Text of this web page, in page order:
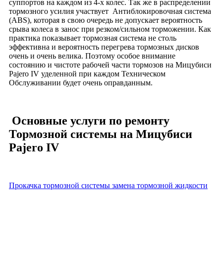
суппортов на каждом из 4-х колес. Так же в распределении
тормозного усилия участвует Антиблокировочная система
(ABS), которая в свою очередь не допускает вероятность
срыва колеса в занос при резком/сильном торможении. Как
практика показывает тормозная система не столь
эффективна и вероятность перегрева тормозных дисков
очень и очень велика. Поэтому особое внимание
состоянию и чистоте рабочей части тормозов на Мицубиси
Pajero IV уделенной при каждом Техническом
Обслуживании будет очень оправданным.
Основные услуги по ремонту
Тормозной системы на Мицубиси
Pajero IV
Прокачка тормозной системы замена тормозной жидкости